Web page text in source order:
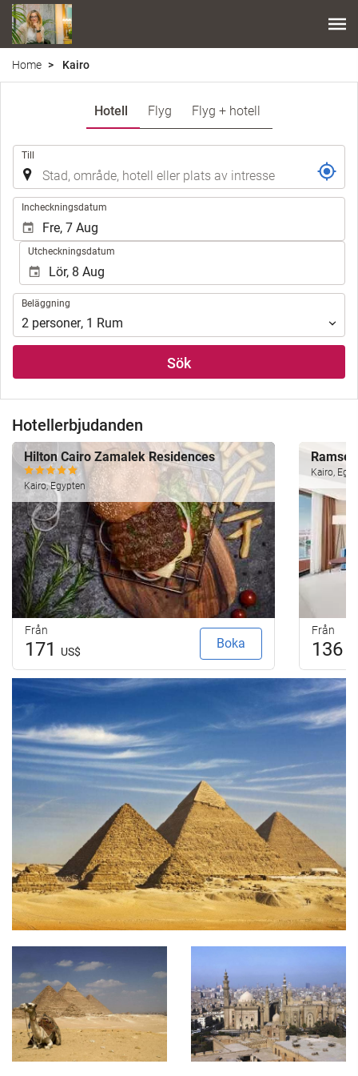
Home Kairo
Hotell Flyg Flyg + hotell
Till
Incheckningsdatum
Utcheckningsdatum
Beläggning
Beläggning
2 personer, 1 Rum
Sök
Hotellerbjudanden
Hilton Cairo Zamalek Residences
Kairo, Egypten
Från
171 US$
Boka
Kairo,
Från
136